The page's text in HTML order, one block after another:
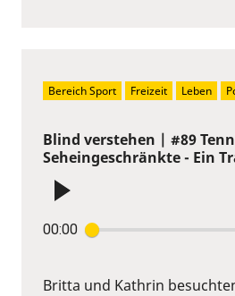
Blind verstehen | #89
Seheingeschränkte - Ein
00:00
Britta und Kathrin
Bereich Sport Freizeit Leben